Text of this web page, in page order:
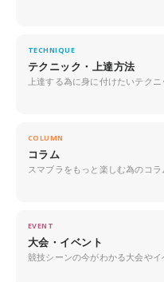
TECHNIQUE
テクニック・上達方法
上達する為に身に付けたいテク
COLUMN
コラム
スマブラをもっと楽しむ為のコ
EVENT
大会・イベント
競技シーンの今がわかる大会や